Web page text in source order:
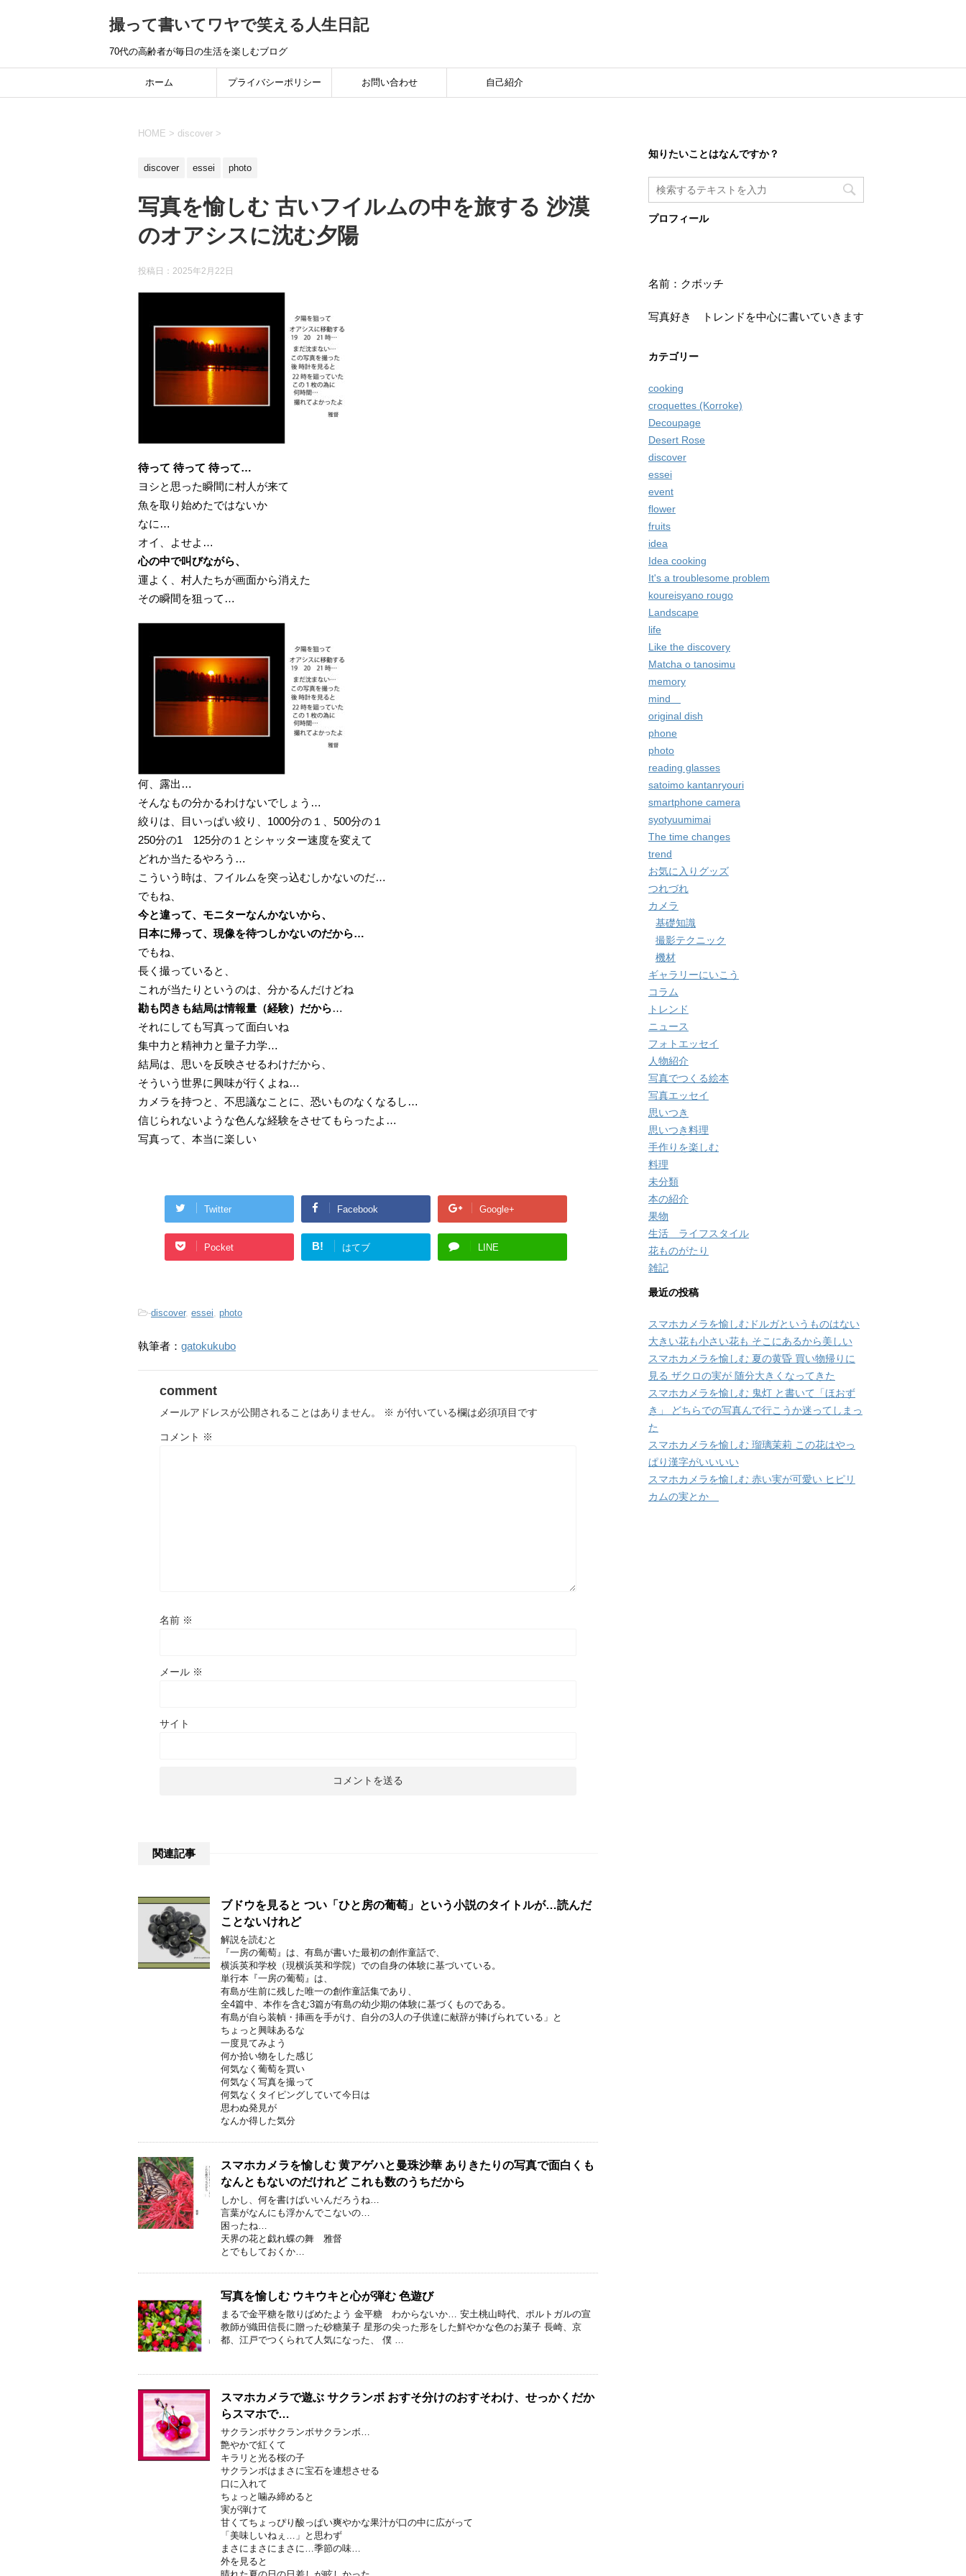
撮って書いてワヤで笑える人生日記
70代の高齢者が毎日の生活を楽しむブログ
ホーム プライバシーポリシー お問い合わせ 自己紹介
HOME > discover >
discover essei photo
写真を愉しむ 古いフイルムの中を旅する 沙漠
のオアシスに沈む夕陽
投稿日： 2025年2月22日
待って 待って 待って…
ヨシと思った瞬間に村人が来て
魚を取り始めたではないか
なに…
オイ、よせよ…
心の中で叫びながら、
運よく、村人たちが画面から消えた
その瞬間を狙って…
何、露出…
そんなもの分かるわけないでしょう…
絞りは、目いっぱい絞り、1000分の１、500分の１
250分の1 125分の１とシャッター速度を変えて
どれか当たるやろう…
こういう時は、フイルムを突っ込むしかないのだ…
でもね、
今と違って、モニターなんかないから、
日本に帰って、現像を待つしかないのだから…
でもね、
長く撮っていると、
これが当たりというのは、分かるんだけどね
勘も閃きも結局は情報量（経験）だから…
それにしても写真って面白いね
集中力と精神力と量子力学…
結局は、思いを反映させるわけだから、
そういう世界に興味が行くよね…
カメラを持つと、不思議なことに、恐いものなくなるし…
信じられないような色んな経験をさせてもらったよ…
写真って、本当に楽しい
Twitter Facebook Google+
Pocket B! はてブ LINE
-discover, essei, photo
執筆者： gatokukubo
comment
メールアドレスが公開されることはありません。 ※ が付いている欄は必須項目です
コメント ※
名前 ※
メール ※
サイト
関連記事
ブドウを見ると つい「ひと房の葡萄」という小説のタイトルが…読んだ
ことないけれど
解説を読むと
『一房の葡萄』は、有島が書いた最初の創作童話で、
横浜英和学校（現横浜英和学院）での自身の体験に基づいている。
単行本『一房の葡萄』は、
有島が生前に残した唯一の創作童話集であり、
全4篇中、本作を含む3篇が有島の幼少期の体験に基づくものである。
有島が自ら装幀・挿画を手がけ、自分の3人の子供達に献辞が捧げられている」と
ちょっと興味あるな
一度見てみよう
何か拾い物をした感じ
何気なく葡萄を買い
何気なく写真を撮って
何気なくタイピングしていて今日は
思わぬ発見が
なんか得した気分
スマホカメラを愉しむ 黄アゲハと曼珠沙華 ありきたりの写真で面白くも
なんともないのだけれど これも数のうちだから
しかし、何を書けばいいんだろうね…
言葉がなんにも浮かんでこないの…
困ったね…
天界の花と戯れ蝶の舞 雅督
とでもしておくか…
写真を愉しむ ウキウキと心が弾む 色遊び
まるで金平糖を散りばめたよう 金平糖 わからないか… 安土桃山時代、ポルトガルの宣
教師が織田信長に贈った砂糖菓子 星形の尖った形をした鮮やかな色のお菓子 長崎、京
都、江戸でつくられて人気になった、 僕 …
スマホカメラで遊ぶ サクランボ おすそ分けのおすそわけ、せっかくだか
らスマホで…
サクランボサクランボサクランボ…
艶やかで紅くて
キラリと光る桜の子
サクランボはまさに宝石を連想させる
口に入れて
ちょっと噛み締めると
実が弾けて
甘くてちょっぴり酸っぱい爽やかな果汁が口の中に広がって
「美味しいねぇ…」と思わず
まさにまさにまさに…季節の味…
外を見ると
知りたいことはなんですか？
プロフィール
名前：クボッチ
写真好き トレンドを中心に書いていきます
カテゴリー
cooking
croquettes (Korroke)
Decoupage
Desert Rose
discover
essei
event
flower
fruits
idea
Idea cooking
It's a troublesome problem
koureisyano rougo
Landscape
life
Like the discovery
Matcha o tanosimu
memory
mind
original dish
phone
photo
reading glasses
satoimo kantanryouri
smartphone camera
syotyuumimai
The time changes
trend
お気に入りグッズ
つれづれ
カメラ
基礎知識
撮影テクニック
機材
ギャラリーにいこう
コラム
トレンド
ニュース
フォトエッセイ
人物紹介
写真でつくる絵本
写真エッセイ
思いつき
思いつき料理
手作りを楽しむ
料理
未分類
本の紹介
果物
生活 ライフスタイル
花ものがたり
雑記
最近の投稿
スマホカメラを愉しむドルガというものはない
大きい花も小さい花も そこにあるから美しい
スマホカメラを愉しむ 夏の黄昏 買い物帰りに
見る ザクロの実が 随分大きくなってきた
スマホカメラを愉しむ 鬼灯 と書いて「ほおず
き」 どちらでの写真んで行こうか迷ってしまっ
た
スマホカメラを愉しむ 瑠璃茉莉 この花はやっ
ぱり漢字がいいいい
スマホカメラを愉しむ 赤い実が可愛い ヒピリ
カムの実とか